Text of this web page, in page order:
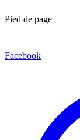
Pied de page
Facebook